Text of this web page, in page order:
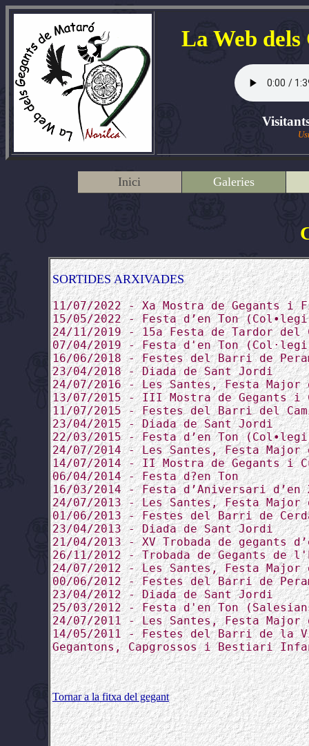
La Web
Inici Galeries
SORTIDES ARXIVADES
11/07/2022 - Xa Mostra de Gegants i
15/05/2022 - Festa d’en Ton
24/11/2019 - 15a Festa de Tardor del
07/04/2019 - Festa d'en Ton
16/06/2018 - Festes del Barri de
23/04/2018 - Diada de Sant Jordi
24/07/2016 - Les Santes, Festa Major
13/07/2015 - III Mostra de Gegants i
11/07/2015 - Festes del Barri del
23/04/2015 - Diada de Sant Jordi
22/03/2015 - Festa d’en Ton
24/07/2014 - Les Santes, Festa Major
14/07/2014 - II Mostra de Gegants i
06/04/2014 - Festa d?en Ton
16/03/2014 - Festa d’Aniversari d’en
24/07/2013 - Les Santes, Festa Major
01/06/2013 - Festes del Barri de
23/04/2013 - Diada de Sant Jordi
21/04/2013 - XV Trobada de gegants
26/11/2012 - Trobada de Gegants de
24/07/2012 - Les Santes, Festa Major
00/06/2012 - Festes del Barri de
23/04/2012 - Diada de Sant Jordi
25/03/2012 - Festa d'en Ton
24/07/2011 - Les Santes, Festa Major
14/05/2011 - Festes del Barri de la
Gegantons, Capgrossos i Bestiari
Tornar a la fitxa del gegant